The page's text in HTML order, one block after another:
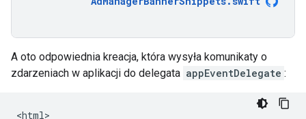
A oto odpowiednia kreacja, która wysyła komunikaty o
zdarzeniach w aplikacji do delegata appEventDelegate :
<html>